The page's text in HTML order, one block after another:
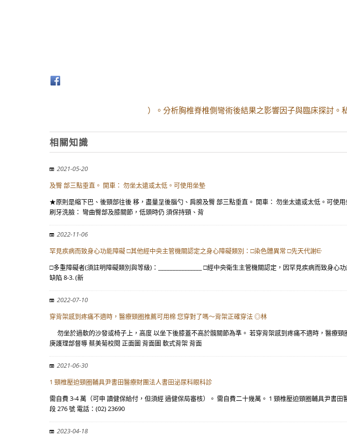
）。分析胸椎脊椎側彎術後結果之影響因子與臨床探討。
相關知識
2021-05-20
及臀 部三點垂直。 開車： 勿坐太遠或太低。可使用坐墊
★原則是縮下巴、後頸部往後 移，盡量呈後腦勺、肩膀及臀 部三點垂直。 開車： 勿坐太遠或太低。可使
刷牙洗臉： 彎曲臀部及膝關節，低頭時仍 須保持頸、背
2022-11-06
罕見疾病而致身心功能障礙 □其他經中央主管機關認定之身心障礙類別：□染色體異常 □先天代謝ᣰ
□多重障礙者(須註明障礙類別與等級)：_______________ □經中央衛生主管機關認定，因罕見疾病而致身
缺陷 8-3. (新
2022-07-10
穿背架感到疼痛不適時，醫療頸圈推薦可用棉 您穿對了嗎～背架正確穿法 ◎林
勿坐於過軟的沙發或椅子上，高度 以坐下後膝蓋不高於髖關節為準。 若穿背架感到疼痛不適時，醫療
庚護理部督導 蔡美菊校閱 正面圖 背面圖 軟式背架 背面
2021-06-30
1 頸椎壓迫頸圈輔具尹書田醫療財團法人書田泌尿科眼科診
需自費 3-4 萬（可申 讀健保給付，但須經 過健保局審核）。 需自費二十幾萬。 1 頸椎壓迫頸圈輔具尹書
段 276 號 電話：(02) 23690
2023-04-18